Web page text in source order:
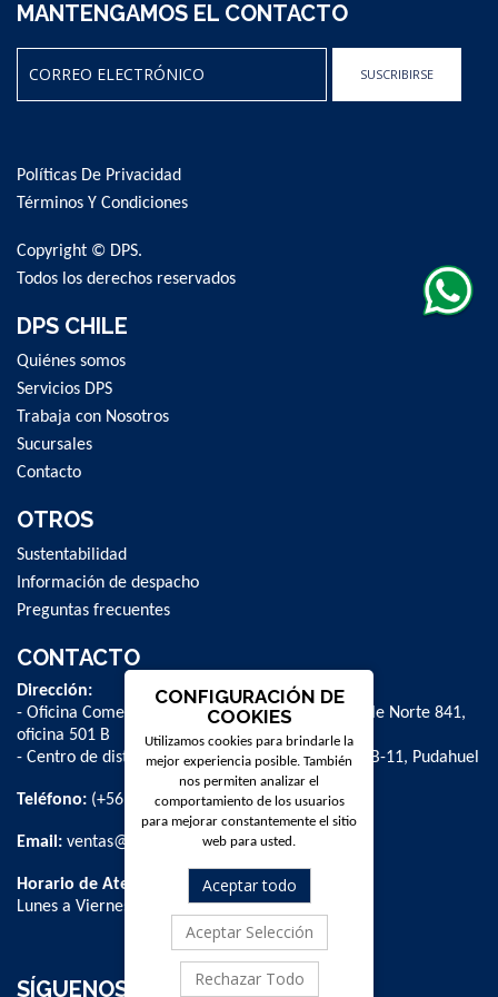
MANTENGAMOS EL CONTACTO
Our
Newsletter:
SUSCRIBIRSE
Políticas De Privacidad
Términos Y Condiciones
Copyright © DPS.
Todos los derechos reservados
DPS CHILE
Quiénes somos
Servicios DPS
Trabaja con Nosotros
Sucursales
Contacto
OTROS
Sustentabilidad
Información de despacho
Preguntas frecuentes
CONTACTO
Dirección:
- Oficina Comercial y administrativa: Avenida Valle Norte 841,
oficina 501 B
- Centro de distribución: La Farfana 500, bodega B-11, Pudahuel
Teléfono: (+56 2) 2 584 8900
Email: ventas@dpschile.cl
Horario de Atención:
Lunes a Viernes / 09:00 a 16:00 hrs
SÍGUENOS
CONFIGURACIÓN DE
COOKIES
Utilizamos cookies para brindarle la
mejor experiencia posible. También
nos permiten analizar el
comportamiento de los usuarios
para mejorar constantemente el sitio
web para usted.
Aceptar todo
Aceptar Selección
Rechazar Todo